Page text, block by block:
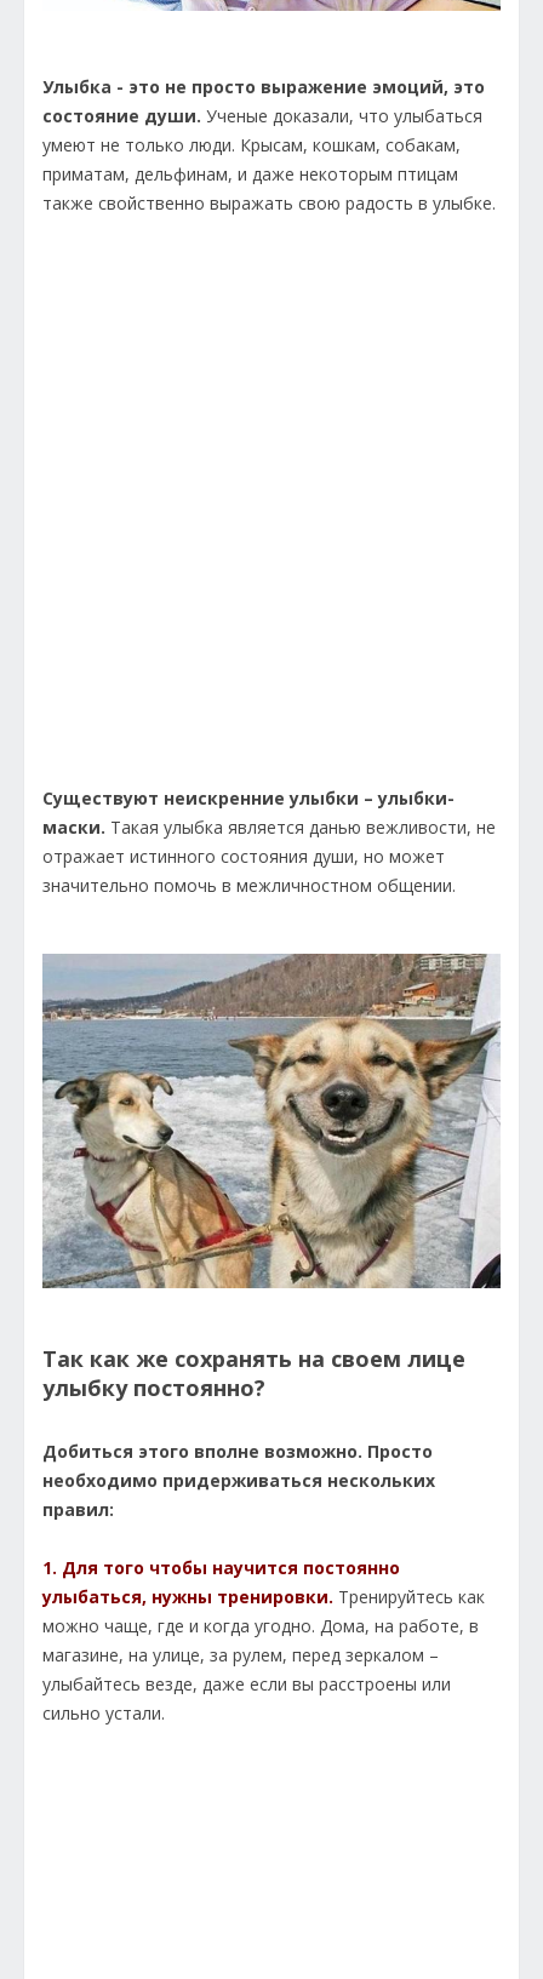
Улыбка - это не просто выражение эмоций, это
состояние души. Ученые доказали, что улыбаться
умеют не только люди. Крысам, кошкам, собакам,
приматам, дельфинам, и даже некоторым птицам
также свойственно выражать свою радость в улыбке.
Существуют неискренние улыбки – улыбки-
маски. Такая улыбка является данью вежливости, не
отражает истинного состояния души, но может
значительно помочь в межличностном общении.
Так как же сохранять на своем лице
улыбку постоянно?
Добиться этого вполне возможно. Просто
необходимо придерживаться нескольких
правил:
1. Для того чтобы научится постоянно
улыбаться, нужны тренировки. Тренируйтесь как
можно чаще, где и когда угодно. Дома, на работе, в
магазине, на улице, за рулем, перед зеркалом –
улыбайтесь везде, даже если вы расстроены или
сильно устали.